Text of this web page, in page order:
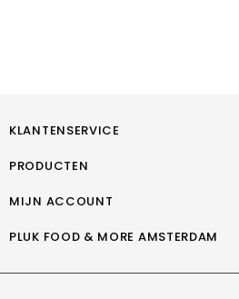
KLANTENSERVICE
PRODUCTEN
MIJN ACCOUNT
PLUK FOOD & MORE AMSTERDAM